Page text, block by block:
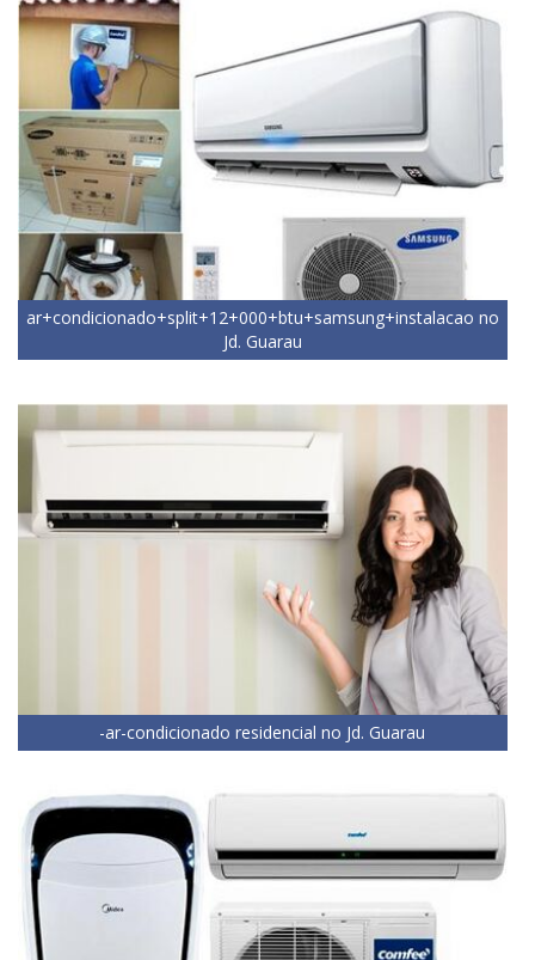
ar+condicionado+split+12+000+btu+samsung+instalacao no
Jd. Guarau
-ar-condicionado residencial no Jd. Guarau